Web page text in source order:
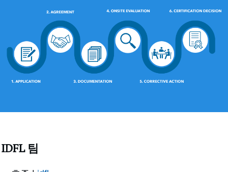
IDFL 팀